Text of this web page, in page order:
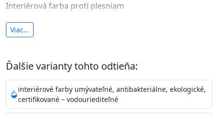
Interiérová farba proti plesniam
antibakteriálna a umývateľná
Je interiérová protiplesňová farba s iónmi
Vďaka svojmu špeciálnemu zloženiu
znižuje (o 99,9%) množstvo baktérií na povrchu náteru.
Preto jevhodná na nátery priestor s
vysokými nárokmi na hygienickú čistotu ako sú
Viac...
Ďalšie varianty tohto odtieňa:
interiérové farby umývateľné, antibakteriálne, ekologické,
certifikované – vodouriediteľné